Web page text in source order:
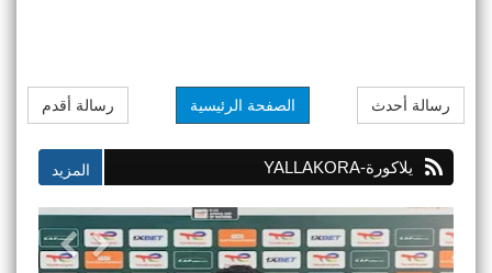
رسالة أحدث رسالة أقدم الصفحة الرئيسية
يلاكورة-YALLAKORA